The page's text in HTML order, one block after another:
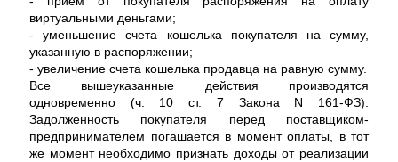
виртуальными деньгами;
- уменьшение счета кошелька покупателя на сумму,
указанную в распоряжении;
- увеличение счета кошелька продавца на равную сумму.
Все вышеуказанные действия производятся
одновременно (ч. 10 ст. 7 Закона N 161-ФЗ).
Задолженность покупателя перед поставщиком-
предпринимателем погашается в момент оплаты, в тот
же момент необходимо признать доходы от реализации